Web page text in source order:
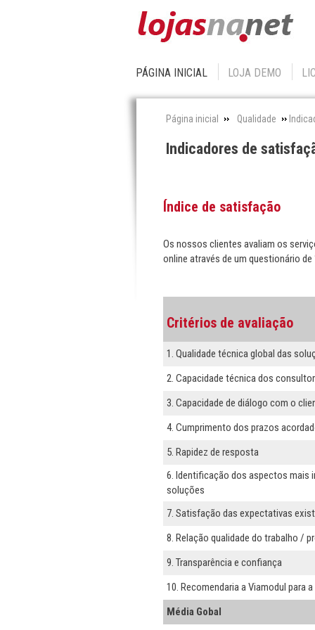
PÁGINA INICIAL LOJA DEMO
Página inicial Qualidade
Indicadores de
Índice de satisfação
Os nossos clientes avaliam os
online através de um questionário de
Critérios de avaliação
1. Qualidade técnica global das
2. Capacidade técnica dos
3. Capacidade de diálogo com o
4. Cumprimento dos prazos
5. Rapidez de resposta
6. Identificação dos aspectos mais
soluções
7. Satisfação das expectativas
8. Relação qualidade do trabalho /
9. Transparência e confiança
10. Recomendaria a Viamodul para
Média Gobal